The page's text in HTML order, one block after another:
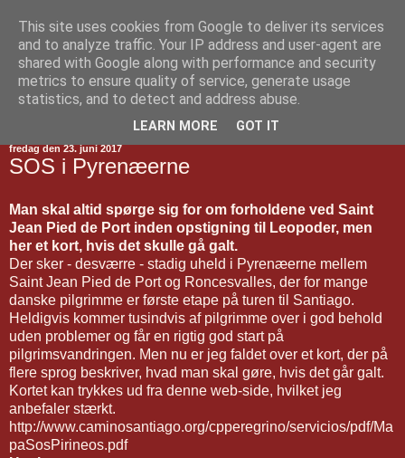
Jakobsvejen
fredag den 23. juni 2017
SOS i Pyrenæerne
Man skal altid spørge sig for om forholdene ved Saint
Jean Pied de Port inden opstigning til Leopoder, men
her et kort, hvis det skulle gå galt.
Der sker - desværre - stadig uheld i Pyrenæerne mellem
Saint Jean Pied de Port og Roncesvalles, der for mange
danske pilgrimme er første etape på turen til Santiago.
Heldigvis kommer tusindvis af pilgrimme over i god behold
uden problemer og får en rigtig god start på
pilgrimsvandringen. Men nu er jeg faldet over et kort, der på
flere sprog beskriver, hvad man skal gøre, hvis det går galt.
Kortet kan trykkes ud fra denne web-side, hvilket jeg
anbefaler stærkt.
http://www.caminosantiago.org/cpperegrino/servicios/pdf/Ma
paSosPirineos.pdf
This site uses cookies from Google to deliver its services
and to analyze traffic. Your IP address and user-agent are
shared with Google along with performance and security
metrics to ensure quality of service, generate usage
statistics, and to detect and address abuse.
LEARN MORE GOT IT